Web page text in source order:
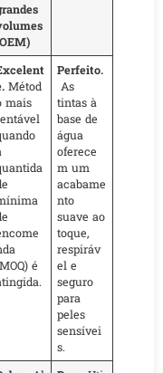
Métod
mais
é
Perfeito.
As
tintas à
base de
água
oferece
m um
acabame
nto
suave ao
toque,
respiráv
el e
seguro
para
peles
sensívei
s.